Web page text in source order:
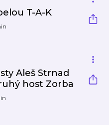
T-A-K
Aleš Strnad
host Zorba